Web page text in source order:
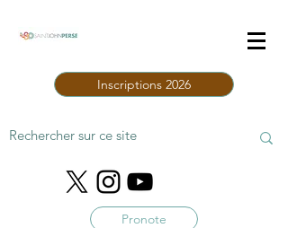
Inscriptions 2026
Pronote